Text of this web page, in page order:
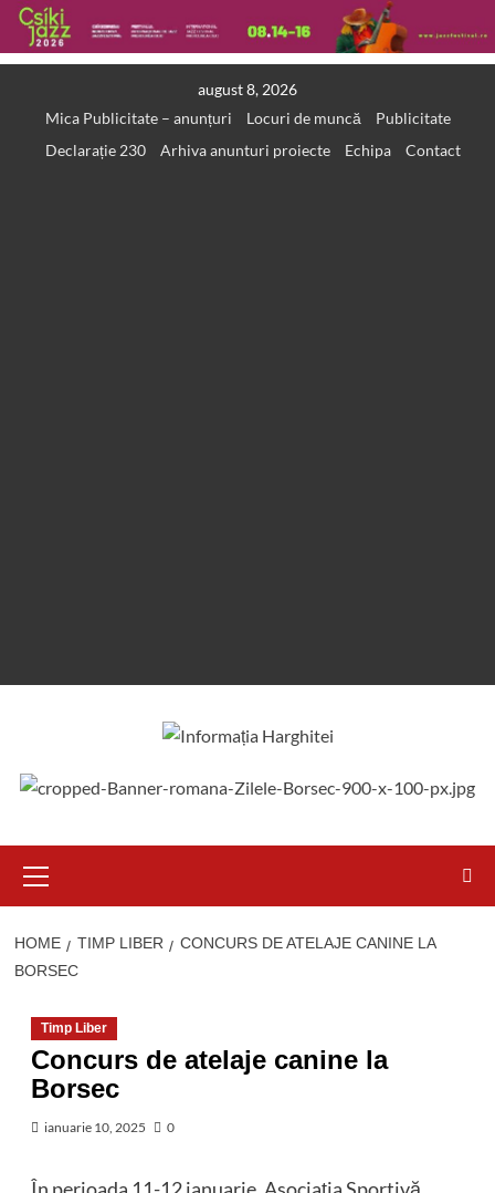
august 8, 2026
Mica Publicitate – anunțuri
Locuri de muncă
Publicitate
Declarație 230
Arhiva anunturi proiecte Echipa Contact
Menu
HOME TIMP LIBER
CONCURS DE ATELAJE CANINE LA
BORSEC
Timp Liber
Concurs de atelaje canine la
Borsec
ianuarie 10, 2025 0